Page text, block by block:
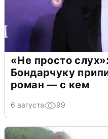
«Не просто
Бондарчуку
роман — с кем
6 августа 99